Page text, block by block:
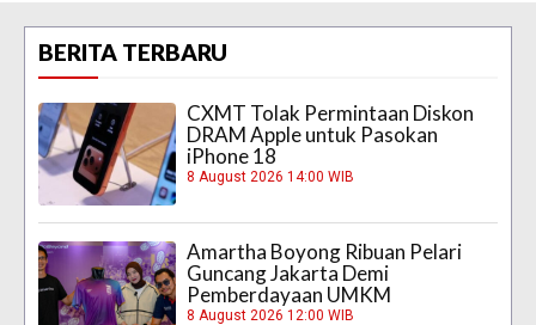
BERITA TERBARU
CXMT Tolak Permintaan Diskon
DRAM Apple untuk Pasokan
iPhone 18
8 August 2026 14:00 WIB
Amartha Boyong Ribuan Pelari
Guncang Jakarta Demi
Pemberdayaan UMKM
8 August 2026 12:00 WIB